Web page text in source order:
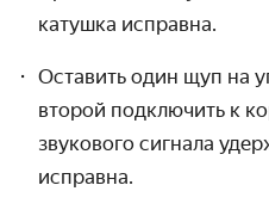
катушка исправна.
Оставить один щуп на
второй подключить к
звукового сигнала
исправна.